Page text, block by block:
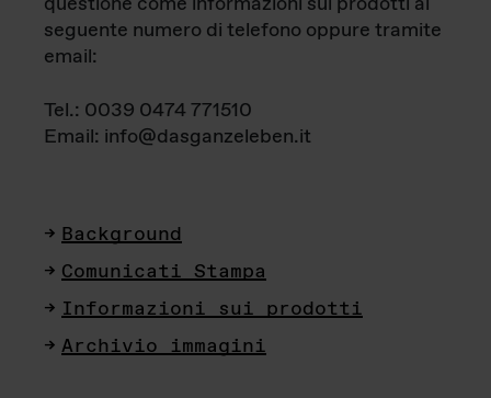
seguente numero di telefono oppure tramite
email:
Tel.: 0039 0474 771510
Email: info@dasganzeleben.it
Background
Comunicati Stampa
Informazioni sui prodotti
Archivio immagini